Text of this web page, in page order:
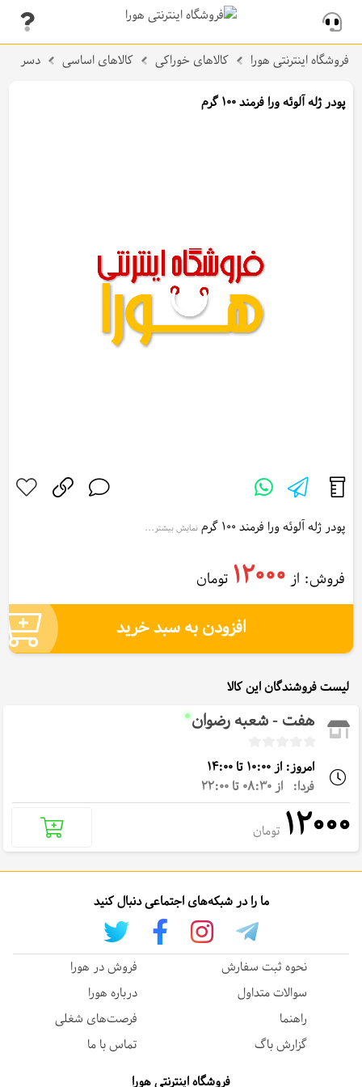
فروشگاه اینترنتی هورا کالاهای خوراکی کالاهای اساسی دسر
پودر ژله آلوئه ورا فرمند 100 گرم
پودر ژله آلوئه ورا فرمند 100 گرم نمایش بیشتر...
فروش: از 12000 تومان
افزودن به سبد خرید
لیست فروشندگان این کالا
هفت - شعبه رضوان
امروز: از 10:00 تا 14:00
فردا: از 08:30 تا 22:00
12000 تومان
ما را در شبکه‌های اجتماعی دنبال کنید
نحوه ثبت سفارش
سوالات متداول
راهنما
گزارش باگ
فروش در هورا
درباره هورا
فرصت‌های شغلی
تماس با ما
فروشگاه اینترنتی هورا